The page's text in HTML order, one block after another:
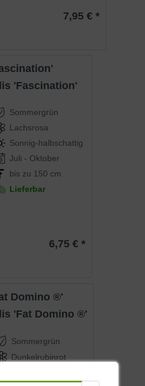
7,95 € *
'Fascination'
Sommergrün
Lachsrosa
Sonnig-halbschattig
Juli - Oktober
bis zu 150 cm
Lieferbar
6,75 € *
Domino ®'
'Fat Domino ®'
Sommergrün
Dunkelrubinrot